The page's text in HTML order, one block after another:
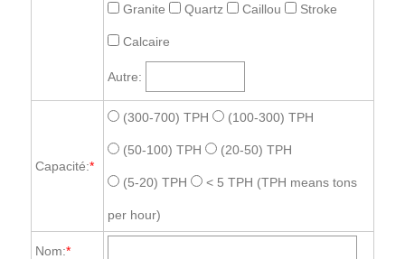
Granite Quartz Caillou Stroke
Calcaire
Autre:
Capacité:*
(300-700) TPH (100-300) TPH
(50-100) TPH (20-50) TPH
(5-20) TPH < 5 TPH (TPH means tons
per hour)
Nom:*